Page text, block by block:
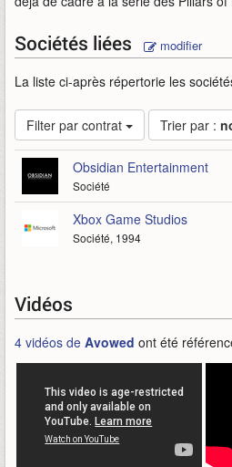
Sociétés liées modifier
La liste ci-après répertorie les
Filter par contrat Trier par :
Obsidian Entertainment
Société
Xbox Game Studios
Société, 1994
Vidéos
4 vidéos de Avowed ont été